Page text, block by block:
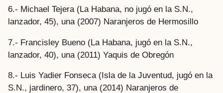
6.- Michael Tejera (La Habana, no jugó en la S.N.,
lanzador, 45), una (2007) Naranjeros de Hermosillo
7.- Francisley Bueno (La Habana, jugó en la S.N.,
lanzador, 40), una (2011) Yaquis de Obregón
8.- Luis Yadier Fonseca (Isla de la Juventud, jugó en la
S.N., jardinero, 37), una (2014) Naranjeros de